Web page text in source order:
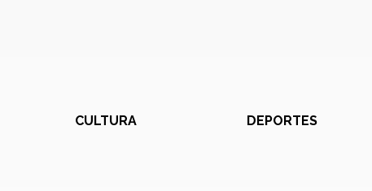
CULTURA DEPORTES